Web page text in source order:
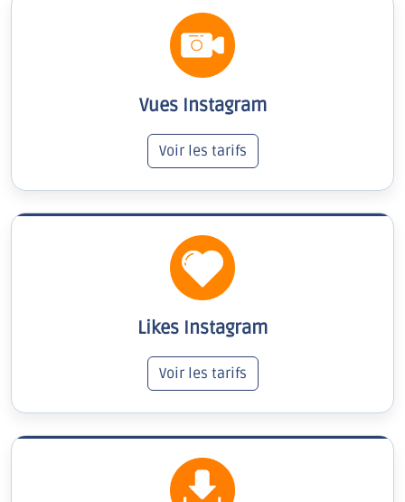
Vues Instagram
Voir les tarifs
Likes Instagram
Voir les tarifs